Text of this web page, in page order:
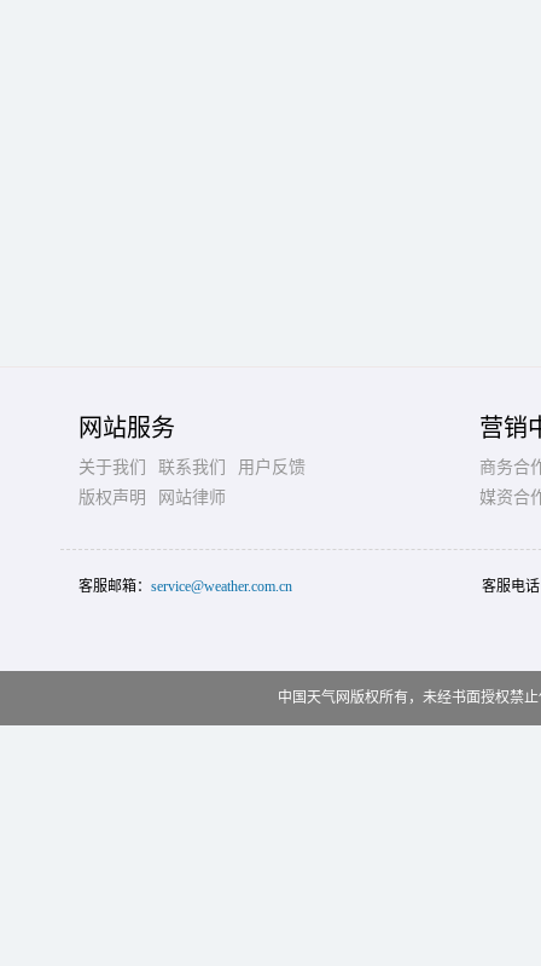
网站服务
关于我们 联系我们
用户反馈
版权声明
网站律师
营销
商务合
媒资合
客服邮箱： service@weather.com.cn 客服电
中国天气网版权所有，未经书面授权